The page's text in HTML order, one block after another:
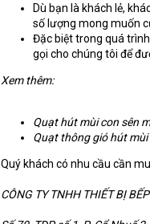
Dù bạn là khách lẻ,
số lượng mong muốn
Đặc biệt trong quá
gọi cho chúng tôi để
Xem thêm:
Quạt hút mùi con sên
Quạt thông gió hút
Quý khách có nhu cầu cần
CÔNG TY TNHH THIẾT BỊ